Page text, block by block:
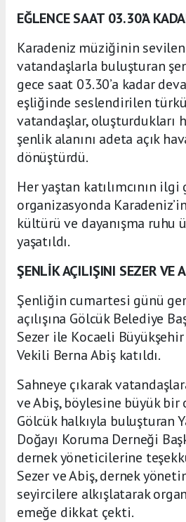
EĞLENCE SAAT 03.30’A
Karadeniz müziğinin sevilen
vatandaşlarla buluşturan
gece saat 03.30’a kadar
eşliğinde seslendirilen
vatandaşlar, oluşturdukları
şenlik alanını adeta açık
dönüştürdü.
Her yaştan katılımcının
organizasyonda
kültürü ve dayanışma ruhu
yaşatıldı.
ŞENLİK AÇILIŞINI SEZER VE
Şenliğin cumartesi günü
açılışına Gölcük Belediye
Sezer ile Kocaeli
Vekili Berna Abiş katıldı.
Sahneye çıkarak
ve Abiş, böylesine büyük bir
Gölcük halkıyla buluşturan
Doğayı Koruma Derneği
dernek yöneticilerine
Sezer ve Abiş, dernek
seyircilere alkışlatarak
emeğe dikkat çekti.